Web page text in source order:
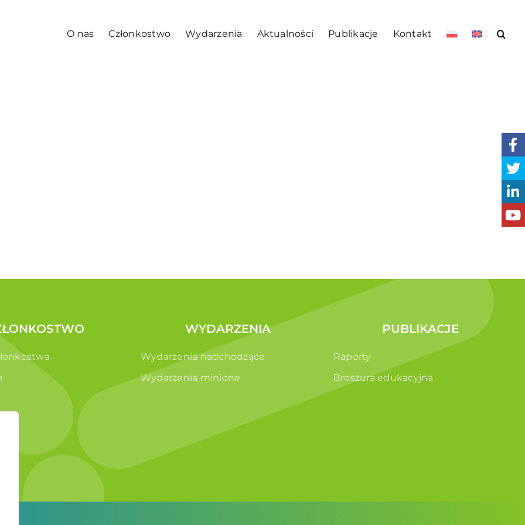
O nas Członkostwo Wydarzenia Aktualności Publikacje Kontakt
WYDARZENIA
Wydarzenia nadchodzące
Wydarzenia minione
PUBLIKACJE
Raporty
Broszura edukacyjna